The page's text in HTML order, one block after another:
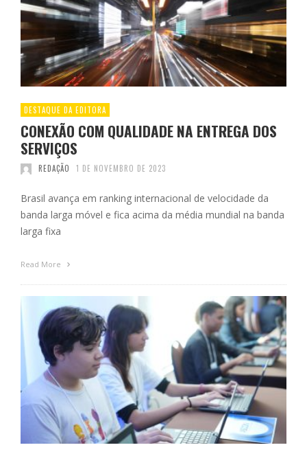
DESTAQUE DA EDITORA
CONEXÃO COM QUALIDADE NA ENTREGA DOS
SERVIÇOS
REDAÇÃO 1 DE NOVEMBRO DE 2023
Brasil avança em ranking internacional de velocidade da
banda larga móvel e fica acima da média mundial na banda
larga fixa
Read More